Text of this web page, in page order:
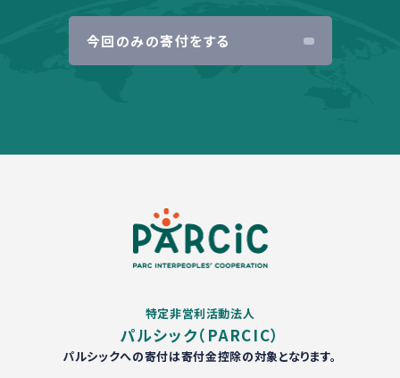
今回のみの寄付をする
特定非営利活動法人
パルシック（PARCIC）
パルシックへの寄付は寄付金控除の対象となります。